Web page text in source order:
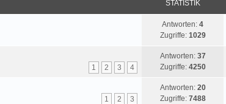
STATISTIK
Antworten: 4
Zugriffe: 1029
1 2 3 4
Antworten: 37
Zugriffe: 4250
1 2 3
Antworten: 20
Zugriffe: 7488